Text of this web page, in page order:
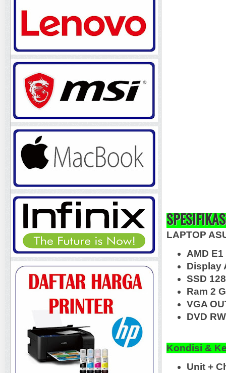
LAPTOP
AMD
Display
SSD
Ram 2
VGA
DVD
Kondisi &
Unit +